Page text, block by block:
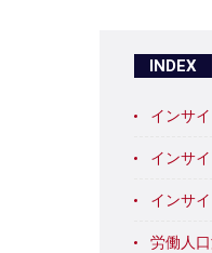
INDEX
インサ
インサ
インサ
労働人